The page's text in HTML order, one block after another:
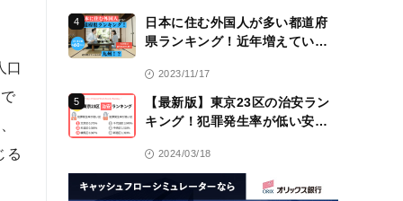
口
る
4
日本に住む外国人が多い都道府
県ランキング！近年増えている
2023/11/17
5
【最新版】東京23区の治安ラン
キング！犯罪発生率が低い安全
2024/03/18